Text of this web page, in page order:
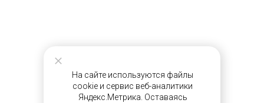
На сайте используются файлы
cookie и сервис веб-аналитики
Яндекс.Метрика. Оставаясь